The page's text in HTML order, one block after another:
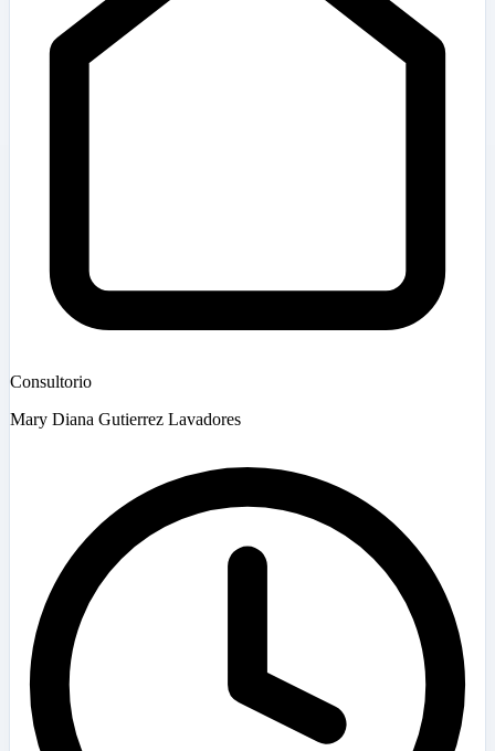
Consultorio
Mary Diana Gutierrez Lavadores